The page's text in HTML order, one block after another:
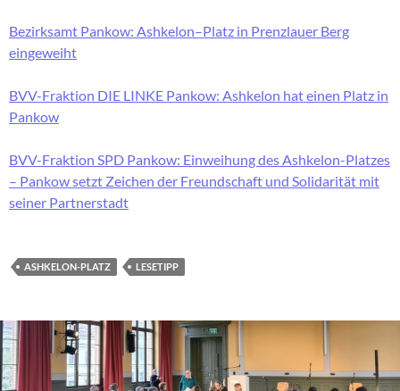
Bezirksamt Pankow: Ashkelon–Platz in Prenzlauer Berg
eingeweiht
BVV-Fraktion DIE LINKE Pankow: Ashkelon hat einen Platz in
Pankow
BVV-Fraktion SPD Pankow: Einweihung des Ashkelon-Platzes
– Pankow setzt Zeichen der Freundschaft und Solidarität mit
seiner Partnerstadt
ASHKELON-PLATZ LESETIPP